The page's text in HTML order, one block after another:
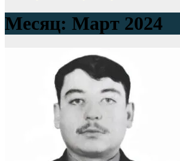
Месяц: Март 2024